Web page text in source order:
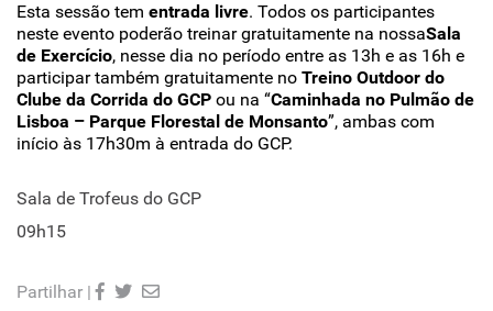
Esta sessão tem entrada livre. Todos os participantes
neste evento poderão treinar gratuitamente na nossaSala
de Exercício, nesse dia no período entre as 13h e as 16h e
participar também gratuitamente no Treino Outdoor do
Clube da Corrida do GCP ou na “Caminhada no Pulmão de
Lisboa – Parque Florestal de Monsanto”, ambas com
início às 17h30m à entrada do GCP.
Sala de Trofeus do GCP
09h15
Partilhar |